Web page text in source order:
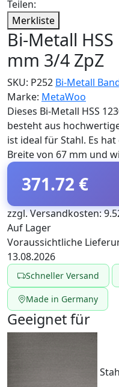
Teilen:
Merkliste
Bi-Metall
mm 3/4 ZpZ
SKU: P252 Bi-Metall
Marke: MetaWoo
Dieses Bi-Metall HSS
besteht aus
ist ideal für Stahl. Es
Breite von 67 mm und
371.72 €
zzgl. Versandkosten:
Auf Lager
Voraussichtliche
13.08.2026
Schneller Versand
Made in Germany
Geeignet für